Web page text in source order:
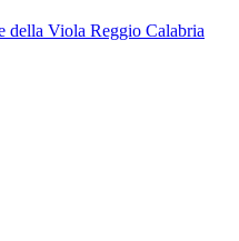
della Viola Reggio Calabria